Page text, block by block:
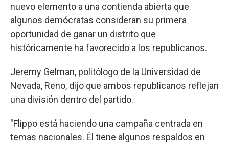
nuevo elemento a una contienda abierta que
algunos demócratas consideran su primera
oportunidad de ganar un distrito que
históricamente ha favorecido a los republicanos.
Jeremy Gelman, politólogo de la Universidad de
Nevada, Reno, dijo que ambos republicanos reflejan
una división dentro del partido.
"Flippo está haciendo una campaña centrada en
temas nacionales. Él tiene algunos respaldos en